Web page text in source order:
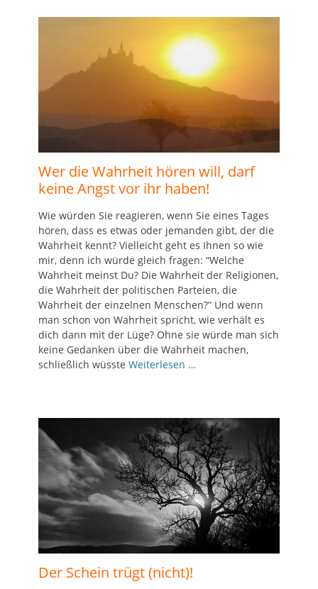
Wer die Wahrheit hören will, darf
keine Angst vor ihr haben!
Wie würden Sie reagieren, wenn Sie eines Tages
hören, dass es etwas oder jemanden gibt, der die
Wahrheit kennt? Vielleicht geht es Ihnen so wie
mir, denn ich würde gleich fragen: “Welche
Wahrheit meinst Du? Die Wahrheit der Religionen,
die Wahrheit der politischen Parteien, die
Wahrheit der einzelnen Menschen?” Und wenn
man schon von Wahrheit spricht, wie verhält es
dich dann mit der Lüge? Ohne sie würde man sich
keine Gedanken über die Wahrheit machen,
schließlich wüsste Weiterlesen …
Der Schein trügt (nicht)!